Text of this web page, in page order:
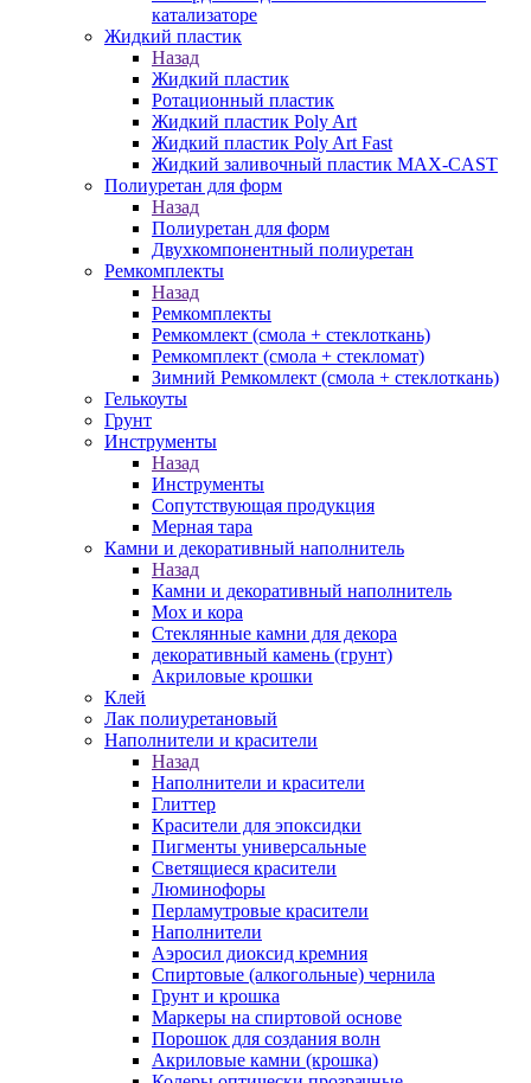
катализаторе
Жидкий пластик
Назад
Жидкий пластик
Ротационный пластик
Жидкий пластик Poly Art
Жидкий пластик Poly Art Fast
Жидкий заливочный пластик MAX-CAST
Полиуретан для форм
Назад
Полиуретан для форм
Двухкомпонентный полиуретан
Ремкомплекты
Назад
Ремкомплекты
Ремкомлект (смола + стеклоткань)
Ремкомплект (смола + стекломат)
Зимний Ремкомлект (смола + стеклоткань)
Гелькоуты
Грунт
Инструменты
Назад
Инструменты
Сопутствующая продукция
Мерная тара
Камни и декоративный наполнитель
Назад
Камни и декоративный наполнитель
Мох и кора
Стеклянные камни для декора
декоративный камень (грунт)
Акриловые крошки
Клей
Лак полиуретановый
Наполнители и красители
Назад
Наполнители и красители
Глиттер
Красители для эпоксидки
Пигменты универсальные
Светящиеся красители
Люминофоры
Перламутровые красители
Наполнители
Аэросил диоксид кремния
Спиртовые (алкогольные) чернила
Грунт и крошка
Маркеры на спиртовой основе
Порошок для создания волн
Акриловые камни (крошка)